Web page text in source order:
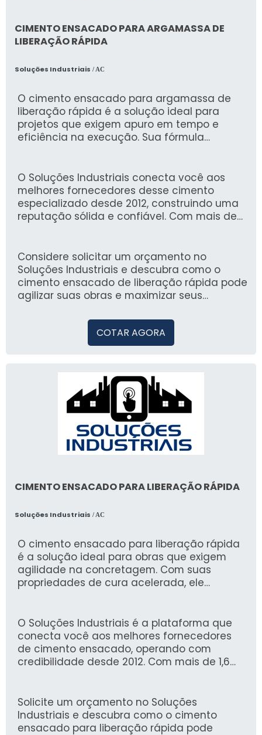
trazer o melhor aos clientes no mercado.
CIMENTO ENSACADO PARA ARGAMASSA DE
LIBERAÇÃO RÁPIDA
Soluções Industriais / AC
O cimento ensacado para argamassa de
liberação rápida é a solução ideal para
projetos que exigem apuro em tempo e
eficiência na execução. Sua fórmula
fixações em menor prazo, sem comprometer
a resistência e qualidade da obra.
O Soluções Industriais conecta você aos
melhores fornecedores desse cimento
especializado desde 2012, construindo uma
reputação sólida e confiável. Com mais de
experiência segura e rápida para encontrar
exatamente o que você precisa para suas
aplicações industriais.
Considere solicitar um orçamento no
Soluções Industriais e descubra como o
cimento ensacado de liberação rápida pode
agilizar suas obras e maximizar seus
COTAR AGORA
CIMENTO ENSACADO PARA LIBERAÇÃO RÁPIDA
Soluções Industriais / AC
O cimento ensacado para liberação rápida
é a solução ideal para obras que exigem
agilidade na concretagem. Com suas
propriedades de cura acelerada, ele
construção e reforma.
O Soluções Industriais é a plataforma que
conecta você aos melhores fornecedores
de cimento ensacado, operando com
credibilidade desde 2012. Com mais de 1,6
suas necessidades industriais.
Solicite um orçamento no Soluções
Industriais e descubra como o cimento
ensacado para liberação rápida pode